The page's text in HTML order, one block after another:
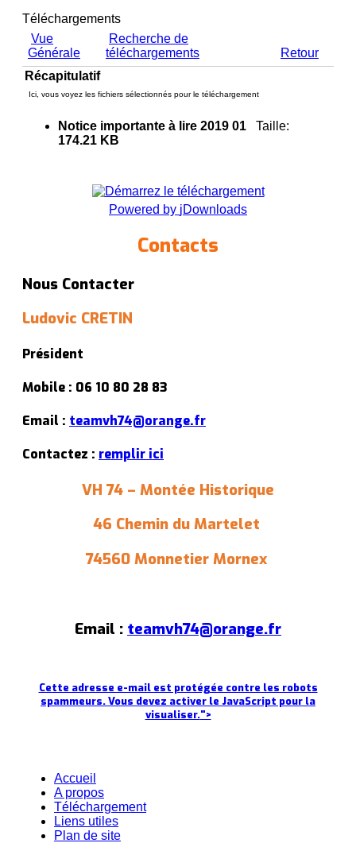
Téléchargements
Vue
Générale
Recherche de
téléchargements
Retour
Récapitulatif
Ici, vous voyez les fichiers sélectionnés pour le téléchargement
Notice importante à lire 2019 01 Taille:
174.21 KB
Powered by jDownloads
Contacts
Nous Contacter
Ludovic CRETIN
Président
Mobile : 06 10 80 28 83
Email : teamvh74@orange.fr
Contactez : remplir ici
VH 74 – Montée Historique
46 Chemin du Martelet
74560 Monnetier Mornex
Email : teamvh74@orange.fr
Cette adresse e-mail est protégée contre les robots
spammeurs. Vous devez activer le JavaScript pour la
visualiser.">
Accueil
A propos
Téléchargement
Liens utiles
Plan de site